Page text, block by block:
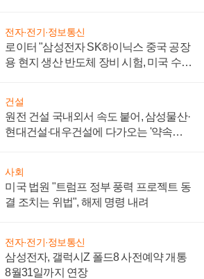
전자·전기·정보통신
로이터 "삼성전자 SK하이닉스 중국 공장
용 현지 생산 반도체 장비 시험, 미국 수출
건설
원전 건설 국내외서 속도 붙어, 삼성물산·
현대건설·대우건설에 다가오는 '약속의
사회
미국 법원 "트럼프 정부 풍력 프로젝트 동
결 조치는 위법", 해제 명령 내려
전자·전기·정보통신
삼성전자, 갤럭시Z 폴드8 사전예약 개통
8월31일까지 연장